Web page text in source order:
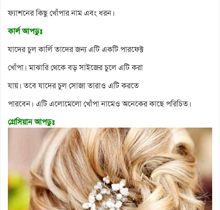
ফ্যাশনের কিছু খোঁপার নাম এবং ধরন।
কার্ল আপডুঃ
যাদের চুল কার্লি তাদের জন্য এটি একটি পারফেক্ট
খোঁপা। মাঝারি থেকে বড় সাইজের চুলে এটি করা
যায়। তবে যাদের চুল সোজা তারাও এটি করতে
পারবেন। এটি এলোমেলো খোঁপা নামেও অনেকের কাছে পরিচিত।
গ্রেসিয়ান আপডুঃ